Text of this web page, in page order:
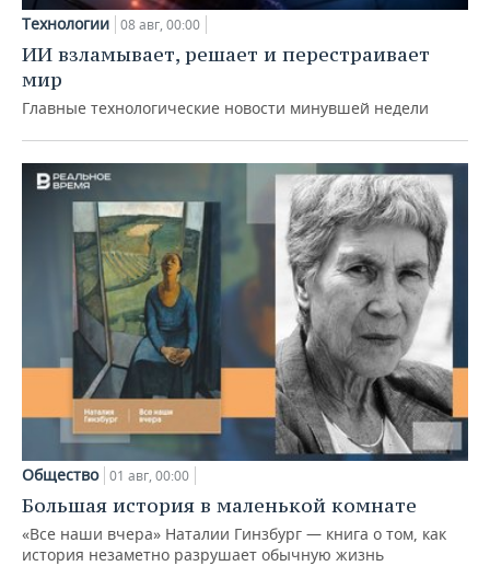
Технологии 08 авг, 00:00
ИИ взламывает, решает и перестраивает
мир
Главные технологические новости минувшей недели
Общество 01 авг, 00:00
Большая история в маленькой комнате
«Все наши вчера» Наталии Гинзбург — книга о том, как
история незаметно разрушает обычную жизнь